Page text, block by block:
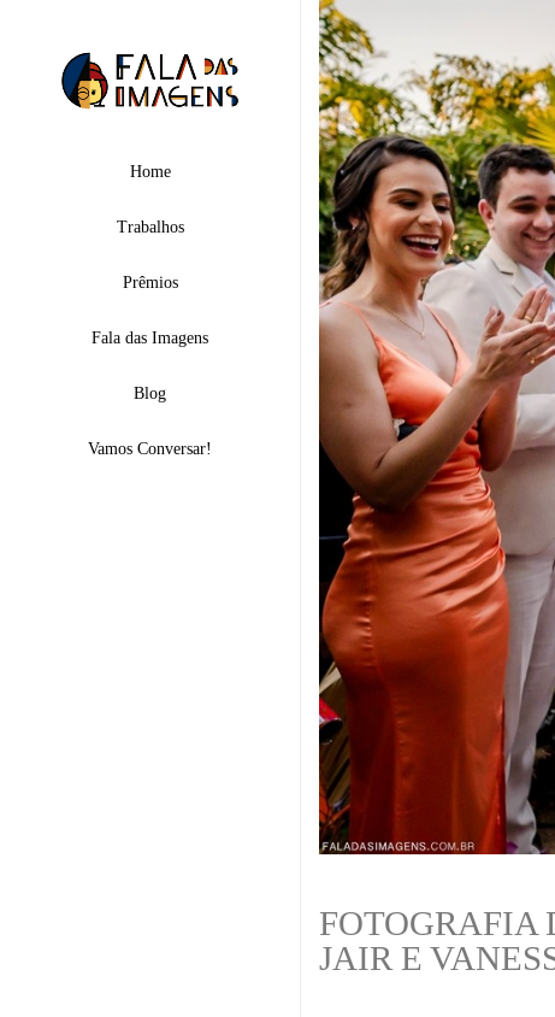
Home
Trabalhos
Prêmios
Fala das Imagens
Blog
Vamos Conversar!
FOTOGRAFIA
JAIR E